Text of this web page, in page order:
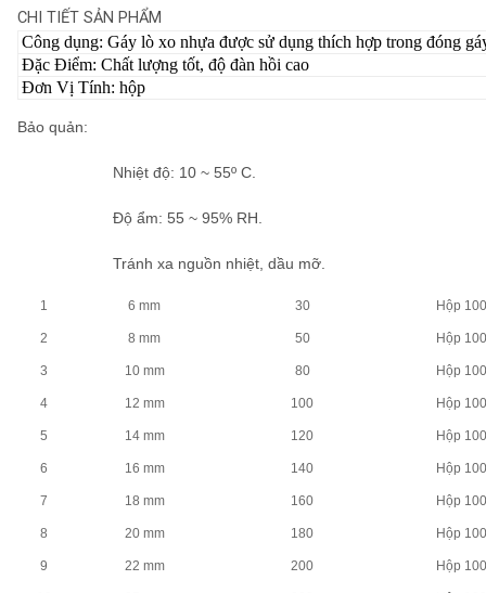
CHI TIẾT SẢN PHẨM
Công dụng: Gáy lò xo nhựa được sử dụng thích hợp trong đóng
Đặc Điểm: Chất lượng tốt, độ đàn hồi cao
Đơn Vị Tính: hộp
Bảo quản:
Nhiệt độ: 10 ~ 55º C.
Độ ẩm: 55 ~ 95% RH.
Tránh xa nguồn nhiệt, dầu mỡ.
1 6 mm 30 Hộp
2 8 mm 50 Hộp
3 10 mm 80 Hộp
4 12 mm 100 Hộp
5 14 mm 120 Hộp
6 16 mm 140 Hộp
7 18 mm 160 Hộp
8 20 mm 180 Hộp
9 22 mm 200 Hộp